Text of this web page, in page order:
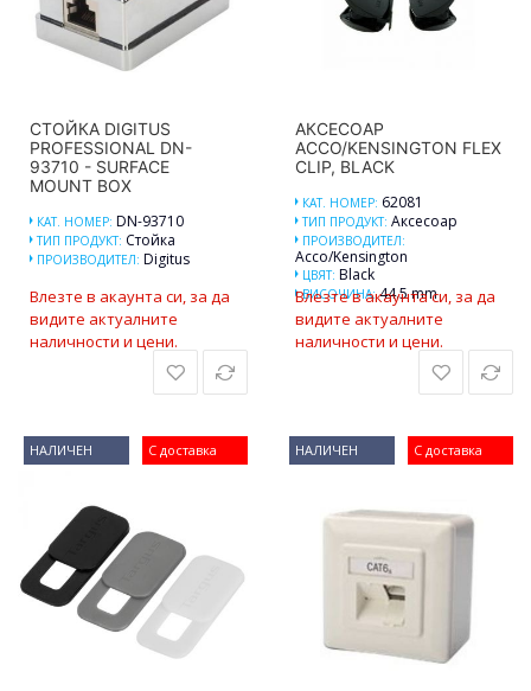
СТОЙКА DIGITUS
PROFESSIONAL DN-
93710 - SURFACE
MOUNT BOX
КАТ. НОМЕР: DN-93710
ТИП ПРОДУКТ: Стойка
ПРОИЗВОДИТЕЛ: Digitus
Влезте в акаунта си, за да
видите актуалните
наличности и цени.
АКСЕСОАР
ACCO/KENSINGTON FLEX
CLIP, BLACK
КАТ. НОМЕР: 62081
ТИП ПРОДУКТ: Аксесоар
ПРОИЗВОДИТЕЛ:
Acco/Kensington
ЦВЯТ: Black
ВИСОЧИНА:44.5 mm
Влезте в акаунта си, за да
видите актуалните
наличности и цени.
С доставка
НАЛИЧЕН С доставка
НАЛИЧЕН